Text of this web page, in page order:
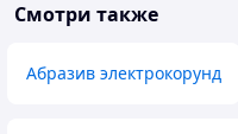
Смотри также
Абразив электрокорунд